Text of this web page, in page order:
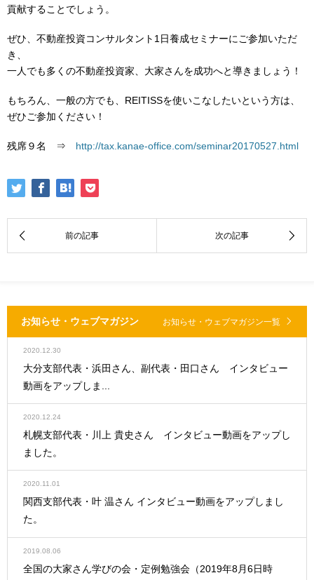
貢献することでしょう。
ぜひ、不動産投資コンサルタント1日養成セミナーにご参加いただ
き、
一人でも多くの不動産投資家、大家さんを成功へと導きましょう！
もちろん、一般の方でも、REITISSを使いこなしたいという方は、
ぜひご参加ください！
残席９名 ⇒ http://tax.kanae-office.com/seminar20170527.html
お知らせ・ウェブマガジン お知らせ・ウェブマガジン一覧
2020.12.30
大分支部代表・浜田さん、副代表・田口さん インタビュー
動画をアップしま...
2020.12.24
札幌支部代表・川上 貴史さん インタビュー動画をアップし
ました。
2020.11.01
関西支部代表・叶 温さん インタビュー動画をアップしまし
た。
2019.08.06
全国の大家さん学びの会・定例勉強会（2019年8月6日時